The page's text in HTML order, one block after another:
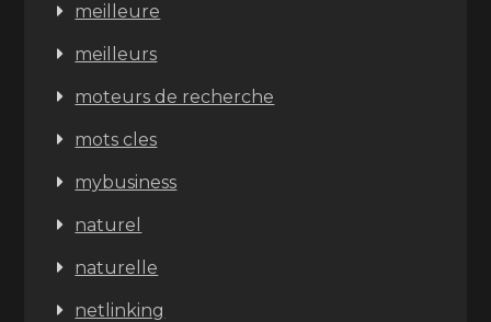
meilleure
meilleurs
moteurs de recherche
mots cles
mybusiness
naturel
naturelle
netlinking